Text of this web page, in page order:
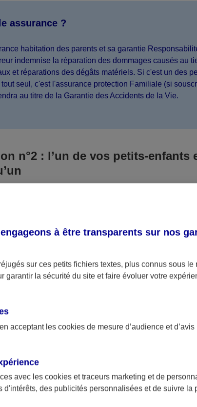
assurance ?
habitation des parents et sa garantie
indemnise la réparation des dommages causés au
et réparations des dégâts matériels. Si c'est un des
tout seul, c'est l'assurance protection Familiale (si
au titre de la Garantie des Accidents de la Vie.
n°2 : l’un de vos petits-enfants
Aux yeux de la justice, le responsable est la
et éventuelles indemnisations en guise de
si aucun responsable n’a été désigné ou
votre petit-fils ou petite-fille, seule une
assurance ?
civile de la personne désignée comme
à être transparents sur nos
sur ces petits fichiers textes, plus connus sous le
garantir la sécurité du site et faire évoluer votre
acceptant les cookies de mesure d’audience et
avec les cookies et traceurs marketing et de
d'intérêts, des publicités personnalisées et de suivre la